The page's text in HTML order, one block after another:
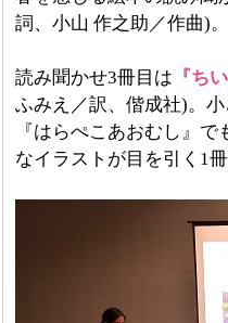
詞、小山 作之助／作曲)
読み聞かせ3冊目は 『ち
ふみえ／訳、偕成社)。
『はらぺこあおむし』
なイラストが目を引く1